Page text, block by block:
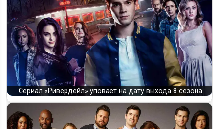
Будет ли 7 сезон сериала «Мисс Скарлет»: что известно на
данный момент
Сериал «Ривердейл» уповает на дату выхода 8 сезона